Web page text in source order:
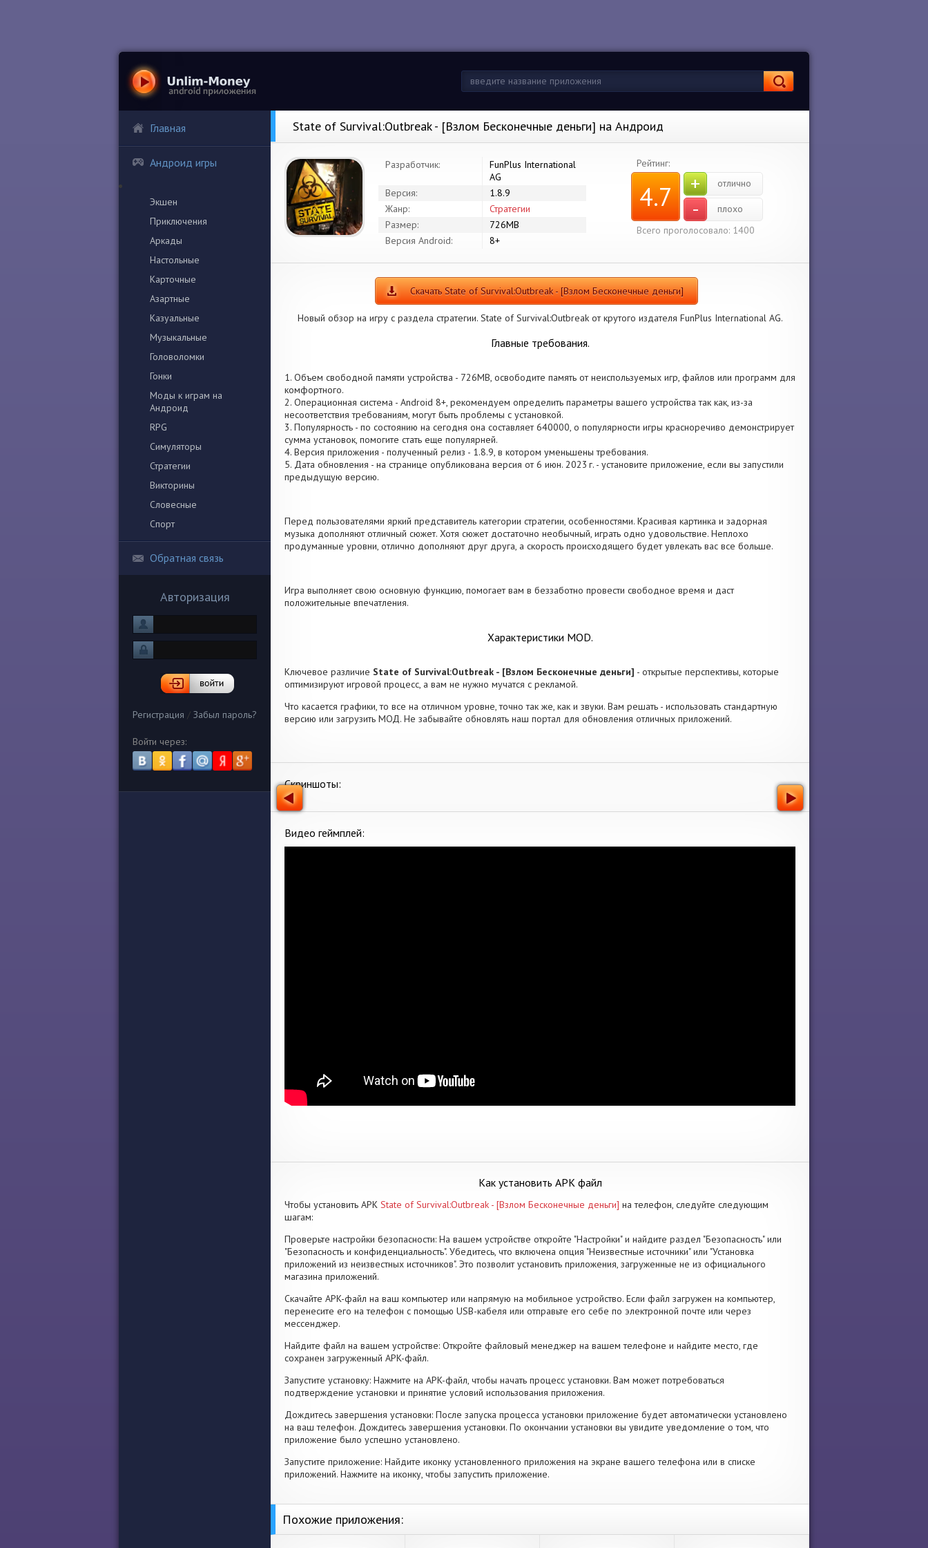
Главная
Андроид игры
Экшен
Приключения
Аркады
Настольные
Карточные
Азартные
Казуальные
Музыкальные
Головоломки
Гонки
Моды к играм на
Андроид
RPG
Симуляторы
Стратегии
Викторины
Словесные
Спорт
Обратная связь
Авторизация
Регистрация / Забыл пароль?
Войти через:
State of Survival:Outbreak - [Взлом Бесконечные деньги] на Андроид
Разработчик:
FunPlus International
AG
Версия:
1.8.9
Жанр:
Стратегии
Размер:
726MB
Версия Android:
8+
Рейтинг:
4.7 + отлично
-
плохо
Всего проголосовало: 1400
Скачать State of Survival:Outbreak - [Взлом Бесконечные деньги]
Новый обзор на игру с раздела стратегии. State of Survival:Outbreak от крутого издателя FunPlus International AG.
Главные требования.
1. Объем свободной памяти устройства - 726MB, освободите память от неиспользуемых игр, файлов или программ для
комфортного.
2. Операционная система - Android 8+, рекомендуем определить параметры вашего устройства так как, из-за
несоответствия требованиям, могут быть проблемы с установкой.
3. Популярность - по состоянию на сегодня она составляет 640000, о популярности игры красноречиво демонстрирует
сумма установок, помогите стать еще популярней.
4. Версия приложения - полученный релиз - 1.8.9, в котором уменьшены требования.
5. Дата обновления - на странице опубликована версия от 6 июн. 2023 г. - установите приложение, если вы запустили
предыдущую версию.
Перед пользователями яркий представитель категории стратегии, особенностями. Красивая картинка и задорная
музыка дополняют отличный сюжет. Хотя сюжет достаточно необычный, играть одно удовольствие. Неплохо
продуманные уровни, отлично дополняют друг друга, а скорость происходящего будет увлекать вас все больше.
Игра выполняет свою основную функцию, помогает вам в беззаботно провести свободное время и даст
положительные впечатления.
Характеристики MOD.
Ключевое различие State of Survival:Outbreak - [Взлом Бесконечные деньги] - открытые перспективы, которые
оптимизируют игровой процесс, а вам не нужно мучатся с рекламой.
Что касается графики, то все на отличном уровне, точно так же, как и звуки. Вам решать - использовать стандартную
версию или загрузить МОД. Не забывайте обновлять наш портал для обновления отличных приложений.
Скриншоты:
Видео геймплей:
Как установить APK файл
Чтобы установить APK State of Survival:Outbreak - [Взлом Бесконечные деньги] на телефон, следуйте следующим
шагам:
Проверьте настройки безопасности: На вашем устройстве откройте "Настройки" и найдите раздел "Безопасность" или
"Безопасность и конфиденциальность". Убедитесь, что включена опция "Неизвестные источники" или "Установка
приложений из неизвестных источников". Это позволит установить приложения, загруженные не из официального
магазина приложений.
Скачайте APK-файл на ваш компьютер или напрямую на мобильное устройство. Если файл загружен на компьютер,
перенесите его на телефон с помощью USB-кабеля или отправьте его себе по электронной почте или через
мессенджер.
Найдите файл на вашем устройстве: Откройте файловый менеджер на вашем телефоне и найдите место, где
сохранен загруженный APK-файл.
Запустите установку: Нажмите на APK-файл, чтобы начать процесс установки. Вам может потребоваться
подтверждение установки и принятие условий использования приложения.
Дождитесь завершения установки: После запуска процесса установки приложение будет автоматически установлено
на ваш телефон. Дождитесь завершения установки. По окончании установки вы увидите уведомление о том, что
приложение было успешно установлено.
Запустите приложение: Найдите иконку установленного приложения на экране вашего телефона или в списке
приложений. Нажмите на иконку, чтобы запустить приложение.
Похожие приложения: